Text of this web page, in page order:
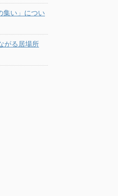
集い」につい
がる居場所